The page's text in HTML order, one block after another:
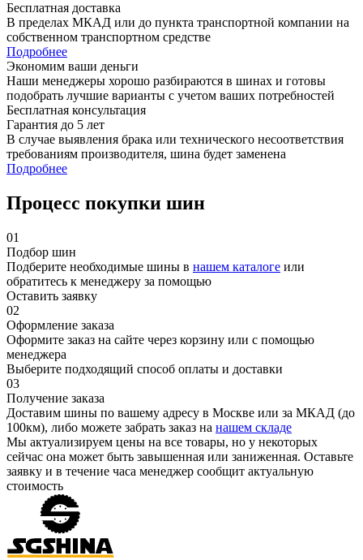
Бесплатная доставка
В пределах МКАД или до пункта транспортной компании на
собственном транспортном средстве
Подробнее
Экономим ваши деньги
Наши менеджеры хорошо разбираются в шинах и готовы
подобрать лучшие варианты с учетом ваших потребностей
Бесплатная консультация
Гарантия до 5 лет
В случае выявления брака или технического несоответствия
требованиям производителя, шина будет заменена
Подробнее
Процесс покупки шин
01
Подбор шин
Подберите необходимые шины в нашем каталоге или
обратитесь к менеджеру за помощью
Оставить заявку
02
Оформление заказа
Оформите заказ на сайте через корзину или с помощью
менеджера
Выберите подходящий способ оплаты и доставки
03
Получение заказа
Доставим шины по вашему адресу в Москве или за МКАД (до
100км), либо можете забрать заказ на нашем складе
Мы актуализируем цены на все товары, но у некоторых
сейчас она может быть завышенная или заниженная. Оставьте
заявку и в течение часа менеджер сообщит актуальную
стоимость